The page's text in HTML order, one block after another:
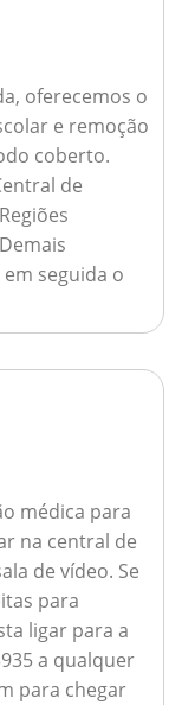
oferecemos o
e remoção
coberto.
de
seguida o
médica para
na central de
de vídeo. Se
para
ligar para a
a qualquer
para chegar